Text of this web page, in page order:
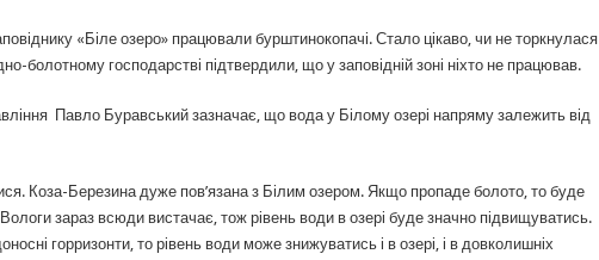
«Біле озеро» працювали бурштинокопачі. Стало цікаво, чи не торкнулася
болотному господарстві підтвердили, що у заповідній зоні ніхто не працював.
Павло Буравський зазначає, що вода у Білому озері напряму залежить від
Коза-Березина дуже пов’язана з Білим озером. Якщо пропаде болото, то буде
зараз всюди вистачає, тож рівень води в озері буде значно підвищуватись.
горризонти, то рівень води може знижуватись і в озері, і в довколишніх